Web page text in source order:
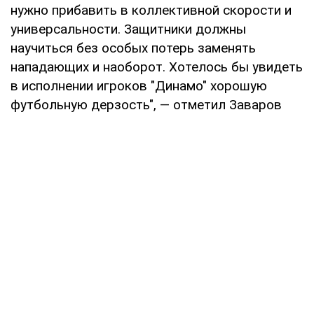
нужно прибавить в коллективной скорости и
универсальности. Защитники должны
научиться без особых потерь заменять
нападающих и наоборот. Хотелось бы увидеть
в исполнении игроков "Динамо" хорошую
футбольную дерзость", — отметил Заваров